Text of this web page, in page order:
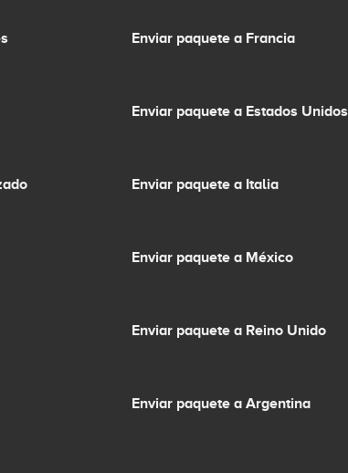
Enviar paquete a Francia
Enviar paquete a Estados Unidos
Enviar paquete a Italia
Enviar paquete a México
Enviar paquete a Reino Unido
Enviar paquete a Argentina